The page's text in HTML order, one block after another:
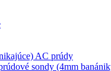
AC prúdy
sondy (4mm